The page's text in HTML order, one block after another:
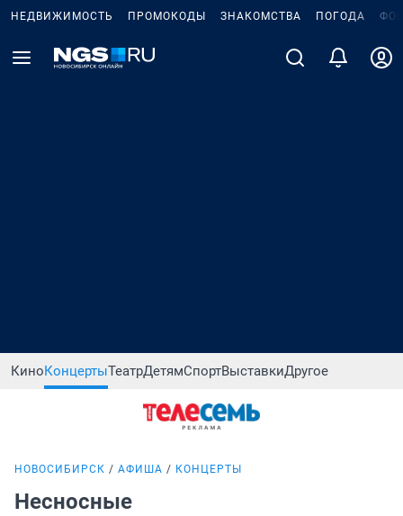
НЕДВИЖИМОСТЬ ПРОМОКОДЫ ЗНАКОМСТВА ПОГОДА
КиноКонцертыТеатрДетямСпортВыставкиДругое
НОВОСИБИРСК АФИША КОНЦЕРТЫ
Несносные